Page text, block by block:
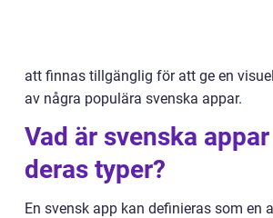
att finnas tillgänglig för att ge en
av några populära svenska appar.
Vad är svenska
deras typer?
En svensk app kan definieras som en